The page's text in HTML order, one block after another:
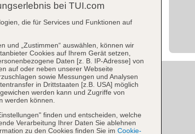
bei TUI.com
die für Services und Funktionen auf
und „Zustimmen“ auswählen, können wir
Cookies auf Ihrem Gerät setzen,
Daten [z. B. IP-Adresse] von
auf oder neben unserer Webseite
sowie Messungen und Analysen
in Drittstaaten [z.B. USA] möglich
werden kann und Zugriffe von
werden können.
finden und entscheiden, welche
Verarbeitung Ihrer Daten Sie ablehnen
zu den Cookies finden Sie im Cookie-